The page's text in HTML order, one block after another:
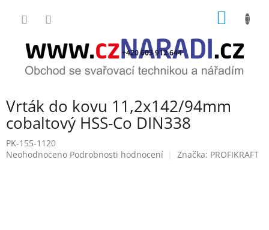
+420 603 912 644
Vrták do kovu 11,2x142/94mm
cobaltový HSS-Co DIN338
PK-155-1120
Průměrné
Neohodnoceno Podrobnosti hodnocení Značka: PROFIKRAFT